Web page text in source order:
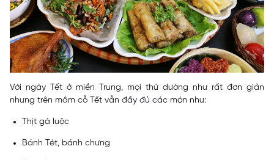
Với ngày Tết ở miền Trung, mọi thứ dường như rất đơn giản
nhưng trên mâm cỗ Tết vẫn đầy đủ các món như:
Thịt gà luộc
Bánh Tét, bánh chưng